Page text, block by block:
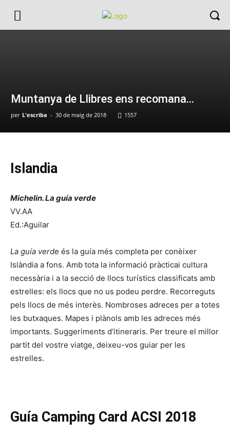
Muntanya de Llibres ens recomana…
per L'escriba - 30 de maig de 2018 1557
Islandia
Michelin. La guía verde
VV.AA
Ed.:Aguilar
La guía verde és la guía més completa per conèixer
Islàndia a fons. Amb tota la informació pràcticai cultura
necessària i a la secció de llocs turístics classificats amb
estrelles: els llocs que no us podeu perdre. Recorreguts
pels llocs de més interès. Nombroses adreces per a totes
les butxaques. Mapes i plànols amb les adreces més
importants. Suggeriments d’itineraris. Per treure el millor
partit del vostre viatge, deixeu-vos guiar per les
estrelles.
Guía Camping Card ACSI 2018